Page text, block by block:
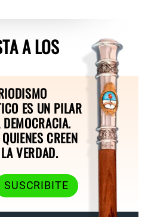
A LOS
ES UN PILAR
CREEN
VERDAD.
SUSCRIBITE